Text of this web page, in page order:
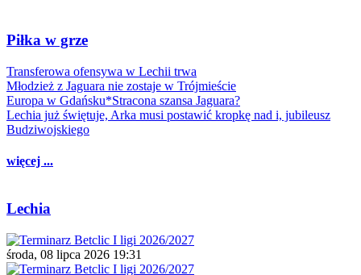
Piłka w grze
Transferowa ofensywa w Lechii trwa
Młodzież z Jaguara nie zostaje w Trójmieście
Europa w Gdańsku*Stracona szansa Jaguara?
Lechia już świętuje, Arka musi postawić kropkę nad i, jubileusz
Budziwojskiego
więcej ...
Lechia
środa, 08 lipca 2026 19:31